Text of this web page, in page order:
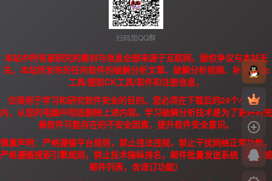
扫码加QQ群
本站中所有被研究的素材与信息全部来源于互联网，版权争议与本站无
关。本站所发布的任何软件的破解分析文章、破解分析视频、补丁、/zc
工具/提取CK工具/软件和注册信息，
仅限用于学习和研究软件安全的目的。您必须在下载后的24个小时之
内，从您的电脑中彻底删除上述内容。学习破解分析技术是为了更好的完
善软件可能存在的不安全因素，提升软件安全意识。
慎重声明：严格遵循平台规则，禁止违法违规，禁止干扰网络正常功能，
严格遵循搜索引擎规则，禁止技术操纵排名，邮件批量发送系统（需合规
邮件列表，含退订功能）